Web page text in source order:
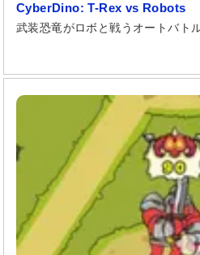
CyberDino: T-Rex vs Robots
武装恐竜がロボと戦うオートバト